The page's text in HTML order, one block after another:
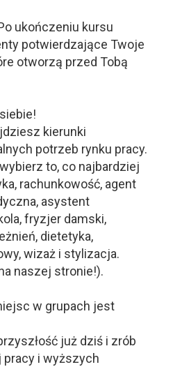
ukończeniu kursu
potwierdzające Twoje
otworzą przed Tobą
kierunki
potrzeb rynku pracy.
to, co najbardziej
rachunkowość, agent
asystent
fryzjer damski,
dietetyka,
wizaż i stylizacja.
naszej stronie!).
w grupach jest
już dziś i zrób
i wyższych